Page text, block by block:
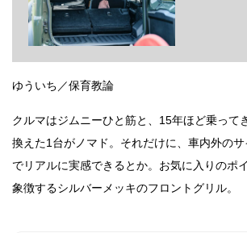
ゆういち／保育教論
クルマはジムニーひと筋と、15年ほど乗って
換えた1台がノマド。それだけに、車内外の
でリアルに実感できるとか。お気に入りのポ
象徴するシルバーメッキのフロントグリル。